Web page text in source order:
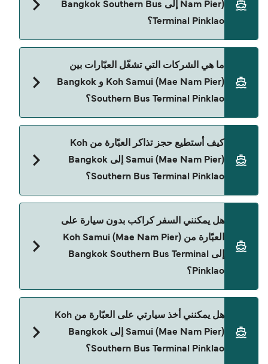
12 ساعات 30 دقائق. مدة الإبحار ممكن تختلف حسب
الموسم والشركة، لذلك ننصحك بمراجعة الأوقات
المباشرة باستخدام Direct Ferries Deal Finder.
Nam Pier) إلى Bangkok Southern Bus
Terminal Pinklao؟
Bangkok Southern Bus Terminal Pinklao يختلف
حسب الموسم. متوسط سعر الرحلة هو 411٫48 ر.ق.‏SAR.
السعر لا يشمل رسوم الحجز.
ما هي الشركات التي تشغّل العبّارات بين
Koh Samui (Mae Nam Pier) و Bangkok
Southern Bus Terminal Pinklao؟
Bangkok Southern Bus Terminal Pinklao.
كيف أستطيع حجز تذاكر العبّارة من Koh
Samui (Mae Nam Pier) إلى Bangkok
Southern Bus Terminal Pinklao؟
صفحة العروض لمعرفة أحدث التخفيضات.
هل يمكنني السفر كراكب بدون سيارة على
العبّارة من Koh Samui (Mae Nam Pier)
إلى Bangkok Southern Bus Terminal
Pinklao؟
(Mae Nam Pier) إلى Bangkok Southern Bus
Terminal Pinklao مع:
هل يمكنني أخذ سيارتي على العبّارة من Koh
Samui (Mae Nam Pier) إلى Bangkok
Southern Bus Terminal Pinklao؟